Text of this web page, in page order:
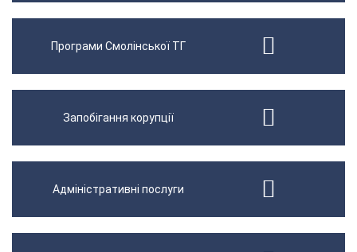
Програми Смолінської ТГ
Запобігання корупції
Адміністративні послуги